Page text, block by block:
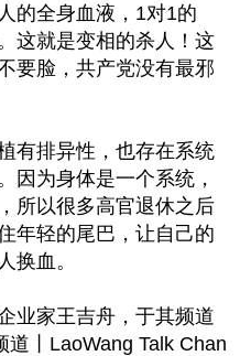
的全身血液，1对1的
这就是变相的杀人！这
要脸，共产党没有最邪
有排异性，也存在系统
因为身体是一个系统，
所以很多高官退休之后
年轻的尾巴，让自己的
换血。
业家王吉舟，于其频道
道丨LaoWang Talk Chan